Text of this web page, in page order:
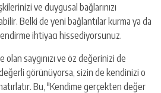
ve duygusal bağlarınızı
Belki de yeni bağlantılar kurma ya da
ihtiyacı hissediyorsunuz.
saygınızı ve öz değerinizi de
görünüyorsa, sizin de kendinizi o
Bu, "Kendime gerçekten değer